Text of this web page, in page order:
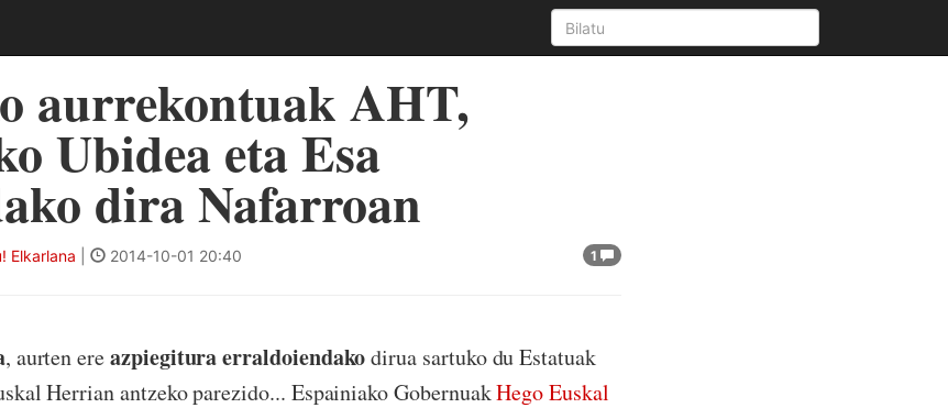
aurrekontuak AHT,
Ubidea eta Esa
dira Nafarroan
Elkarlana 2014-10-01 20:40 1
, aurten ereazpiegitura erraldoiendakodirua sartuko du Estatuak
Herrian antzeko parezido... Espainiako GobernuakHego Euskal